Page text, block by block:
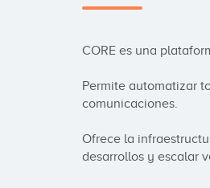
CORE es una
Permite automatizar
comunicaciones.
Ofrece la
desarrollos y escalar